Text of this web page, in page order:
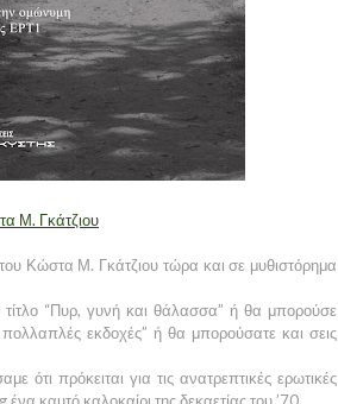
Μ. Γκάτζιου
Κώστα Μ. Γκάτζιου τώρα και σε μυθιστόρημα
“Πυρ, γυνή και θάλασσα” ή θα μπορούσε
εκδοχές” ή θα μπορούσατε και σεις
πρόκειται για τις ανατρεπτικές ερωτικές